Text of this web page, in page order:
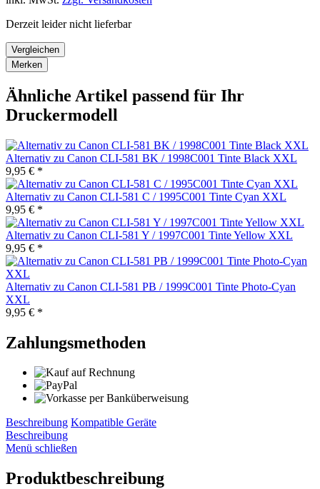
Derzeit leider nicht lieferbar
Vergleichen
Merken
Ähnliche Artikel passend für Ihr
Druckermodell
Alternativ zu Canon CLI-581 BK / 1998C001 Tinte Black XXL
9,95 € *
Alternativ zu Canon CLI-581 C / 1995C001 Tinte Cyan XXL
9,95 € *
Alternativ zu Canon CLI-581 Y / 1997C001 Tinte Yellow XXL
9,95 € *
Alternativ zu Canon CLI-581 PB / 1999C001 Tinte Photo-Cyan
XXL
9,95 € *
Zahlungsmethoden
Beschreibung Kompatible Geräte
Beschreibung
Menü schließen
Produktbeschreibung